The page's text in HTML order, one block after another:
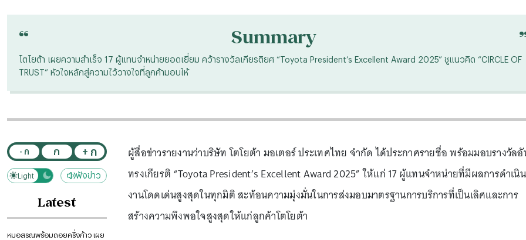
“ Summary
โตโยต้า เผยความสำเร็จ 17 ผู้แทนจำหน่ายยอดเยี่ยม คว้ารางวัลเกียรติยศ “Toyota President’s Excellent Award 2025” ชูแนวคิด “CIRCLE OF
TRUST” หัวใจหลักสู่ความไว้วางใจที่ลูกค้ามอบให้
- ก ก + ก
Dark
Light ฟังข่าว
Latest
หมอสรณพร้อมถอยครึ่งก้าว เผย
ผู้สื่อข่าวรายงานว่าบริษัท โตโยต้า มอเตอร์ ประเทศไทย จำกัด ได้ประกาศรายชื่อ พร้อมมอบรางวัล
ทรงเกียรติ “Toyota President’s Excellent Award 2025” ให้แก่ 17 ผู้แทนจำหน่ายที่มีผลการดำเนิน
งานโดดเด่นสูงสุดในทุกมิติ สะท้อนความมุ่งมั่นในการส่งมอบมาตรฐานการบริการที่เป็นเลิศและการ
สร้างความพึงพอใจสูงสุดให้แก่ลูกค้าโตโยต้า